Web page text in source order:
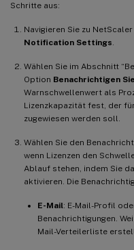
Schritte aus:
Navigieren Sie zu NetScaler
Notification Settings.
Wählen Sie im Abschnitt
Option Benachrichtigen
Warnschwellenwert als
Lizenzkapazität fest, der
zugewiesen werden soll.
Wählen Sie den
wenn Lizenzen den
Ablauf stehen, indem Sie
aktivieren. Die
E-Mail: E-Mail-Profil
Benachrichtigungen.
Mail-Verteilerliste